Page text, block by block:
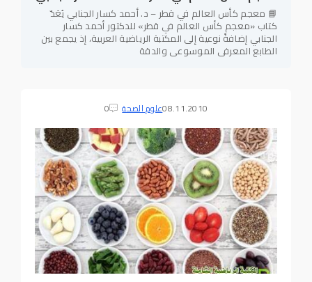
📘 معجم كأس العالم في قطر – د. أحمد كسار الجنابي يُعَدّ
كتاب «معجم كأس العالم في قطر» للدكتور أحمد كسار
الجنابي إضافةً نوعية إلى المكتبة الرياضية العربية، إذ يجمع بين
الطابع المعرفي الموسوعي والدقة
08.11.2010علوم الصحة 0